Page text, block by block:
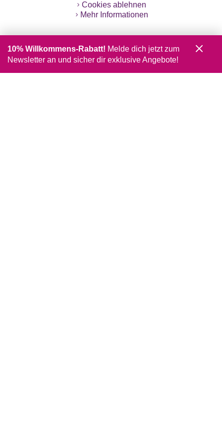
Cookies ablehnen
Mehr Informationen
10% Willkommens-Rabatt! Melde dich jetzt zum
Newsletter an und sicher dir exklusive Angebote!